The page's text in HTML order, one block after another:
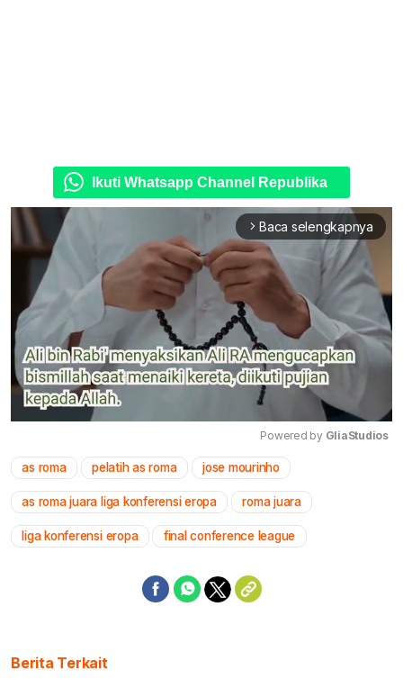
Ikuti Whatsapp Channel Republika
arrow_forward_ios Baca selengkapnya
Powered by GliaStudios
as roma pelatih as roma jose mourinho
as roma juara liga konferensi eropa roma juara
liga konferensi eropa final conference league
Berita Terkait